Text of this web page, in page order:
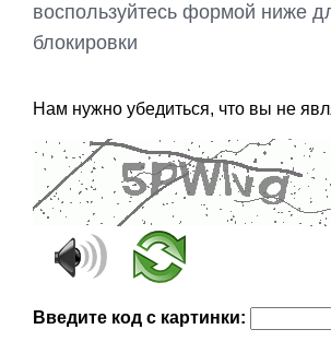
воспользуйтесь формой ниже
блокировки
Нам нужно убедиться, что вы не
Введите код с картинки: